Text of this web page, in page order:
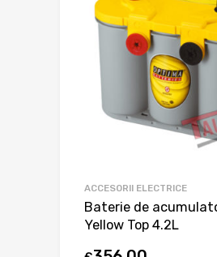
ACCESORII ELECTRICE
Baterie de
Yellow Top 4.2L